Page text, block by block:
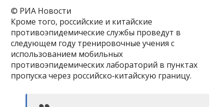
© РИА Новости
Кроме того, российские и китайские
противоэпидемические службы проведут в
следующем году тренировочные учения с
использованием мобильных
противоэпидемических лабораторий в пунктах
пропуска через российско‑китайскую границу.